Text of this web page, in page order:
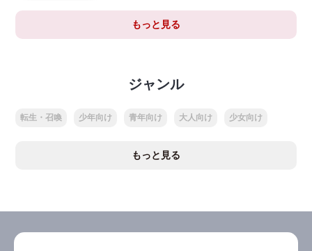
もっと見る
ジャンル
転生・召喚 少年向け 青年向け 大人向け 少女向け
もっと見る